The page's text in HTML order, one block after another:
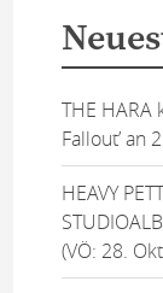
THE HARA
Fallout’ an
HEAVY
(VÖ: 28.